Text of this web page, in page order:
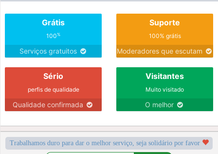
Grátis
100%
Serviços gratuitos
Suporte
100% grátis
Moderadores que escutam
Sério
perfis de qualidade
Qualidade confirmada
Visitantes
Muito visitado
O melhor
Trabalhamos duro para dar o melhor serviço, seja solidário por favor